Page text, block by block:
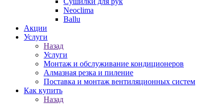
Neoclima
Ballu
Акции
Услуги
Назад
Услуги
Монтаж и обслуживание кондиционеров
Алмазная резка и пиление
Поставка и монтаж вентиляционных систем
Как купить
Назад